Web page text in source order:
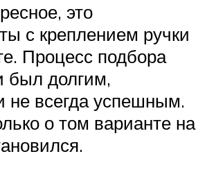
это
с креплением ручки
Процесс подбора
был долгим,
не всегда успешным.
о том варианте на